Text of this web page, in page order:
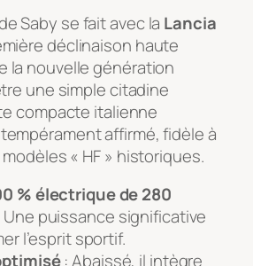
Saby se fait avec la Lancia
déclinaison haute
la nouvelle génération
une simple citadine
compacte italienne
affirmé, fidèle à
« HF » historiques.
% électrique de 280
Une puissance significative
l’esprit sportif.
: Abaissé, il intègre